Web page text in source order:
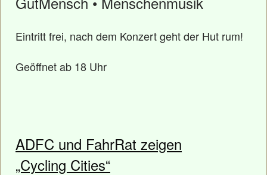
Eintritt frei, nach dem Konzert geht der Hut rum!
Geöffnet ab 18 Uhr
ADFC und FahrRat zeigen
„Cycling Cities“